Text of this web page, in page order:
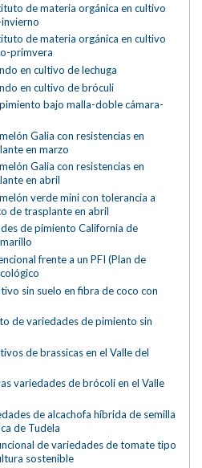
de materia orgánica en cultivo
de materia orgánica en cultivo
primvera
en cultivo de lechuga
en cultivo de bróculi
bajo malla-doble cámara-
Galia con resistencias en
en marzo
Galia con resistencias en
en abril
verde mini con tolerancia a
de trasplante en abril
de pimiento California de
frente a un PFI (Plan de
sin suelo en fibra de coco con
de variedades de pimiento sin
de brassicas en el Valle del
variedades de brócoli en el Valle
de alcachofa híbrida de semilla
de Tudela
de variedades de tomate tipo
sostenible